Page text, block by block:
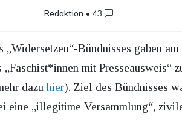
Redaktion •43
Bündnisses gaben
mit Presseausweis“
dazuhier). Ziel des Bündnisses
eine „illegitime Versammlung“,